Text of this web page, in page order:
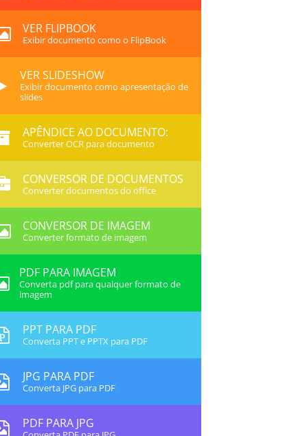
VER FLIPBOOK
Exibir documento como o FlipBook
VER SLIDESHOW
Exibir documento como apresentação de
slides
APÊNDICE AO DOCUMENTO:
Converter OCR para documento
CONVERSOR DE DOCUMENTOS
Converter documentos do office
CONVERSOR DE IMAGEM
Converter formato de imagem
PDF PARA IMAGEM
Converta pdf para qualquer formato de
imagem
PPT PARA PDF
Converta PPT e PPTX para PDF
JPG PARA PDF
Converta JPG para PDF
PDF PARA JPG